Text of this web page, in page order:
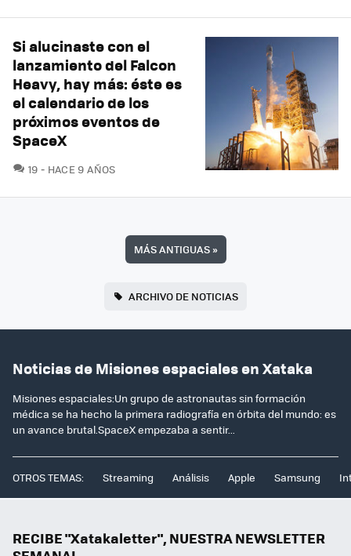
Si alucinaste con el
lanzamiento del Falcon
Heavy, hay más: éste es
el calendario de los
próximos eventos de
SpaceX
19 COMENTARIOS
HACE 9 AÑOS
MÁS ANTIGUAS»
ARCHIVO DE NOTICIAS
Noticias de Misiones espaciales en Xataka
Misiones espaciales:Un grupo de astronautas sin formación
médica se ha hecho la primera radiografía en órbita del mundo: es
un avance brutal.SpaceX empezaba a sentir...
OTROS TEMAS: Streaming Análisis Apple Samsung
RECIBE "Xatakaletter", NUESTRA NEWSLETTER